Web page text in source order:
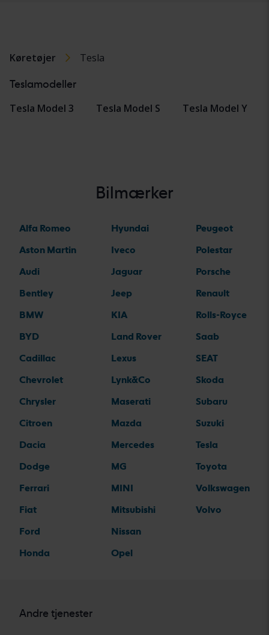
Køretøjer Tesla
Teslamodeller
Tesla Model 3 Tesla Model S Tesla Model Y
Bilmærker
Alfa Romeo
Aston Martin
Audi
Bentley
BMW
BYD
Cadillac
Chevrolet
Chrysler
Citroen
Dacia
Dodge
Ferrari
Fiat
Ford
Honda
Hyundai
Iveco
Jaguar
Jeep
KIA
Land Rover
Lexus
Lynk&Co
Maserati
Mazda
Mercedes
MG
MINI
Mitsubishi
Nissan
Opel
Peugeot
Polestar
Porsche
Renault
Rolls-Royce
Saab
SEAT
Skoda
Subaru
Suzuki
Tesla
Toyota
Volkswagen
Volvo
Andre tjenester